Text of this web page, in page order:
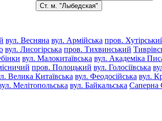
Ст. м. "Лыбедская"
вул. Весняна вул. Армійська пров.
вул. Лисогірська пров. Тихвинський
вул. Малокитаївська вул. Академіка
пров. Полоцький вул. Голосіївська
Велика Китаївська вул. Феодосійська вул.
Мелітопольська вул. Байкальська Саперна